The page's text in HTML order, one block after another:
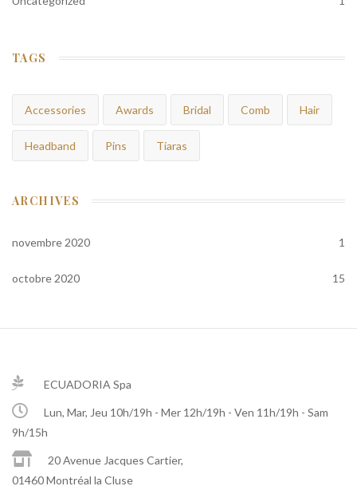
TAGS
Accessories Awards Bridal Comb Hair
Headband Pins Tiaras
ARCHIVES
novembre 2020 1
octobre 2020 15
ECUADORIA Spa
Lun, Mar, Jeu 10h/19h - Mer 12h/19h - Ven 11h/19h - Sam
9h/15h
20 Avenue Jacques Cartier,
01460 Montréal la Cluse